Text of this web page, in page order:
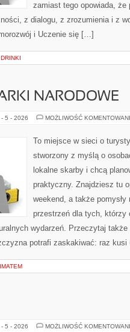
zamiast tego opowiada, że
z dialogu, z zrozumienia i z
i Uczenie się […]
NARODOWE
- 5 - 2026 MOŻLIWOŚĆ
To miejsce w sieci o
stworzony z myślą o
lokalne skarby i chcą
praktyczny. Znajdziesz tu
weekend, a także pomysły
przestrzeń dla tych, którzy
wydarzeń. Przeczytaj
potrafi zaskakiwać: raz
- 5 - 2026 MOŻLIWOŚĆ